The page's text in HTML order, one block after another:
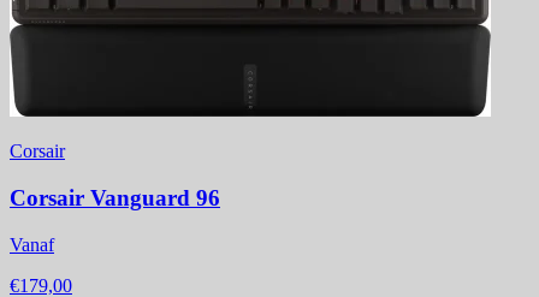
Corsair
Corsair Vanguard 96
Vanaf
€179,00